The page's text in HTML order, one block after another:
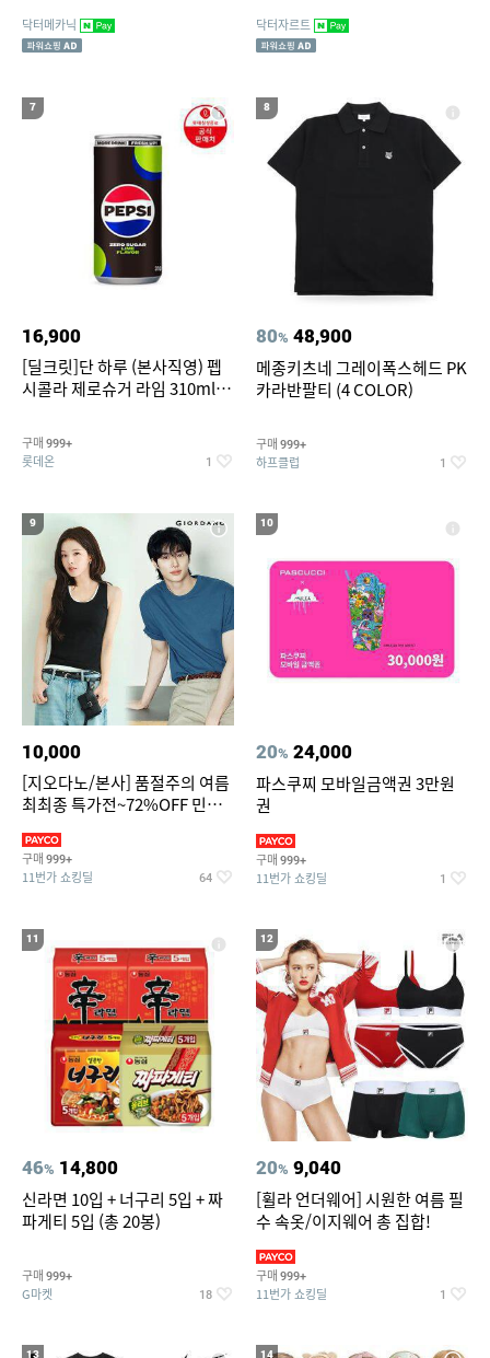
닥터메카닉 닥터자르트
7
16,900
[딜크릿]단 하루 (본사직영) 펩
시콜라 제로슈거 라임 310ml
구매 999+
롯데온 1
8
80% 48,900
메종키츠네 그레이폭스헤드 PK
카라반팔티 (4 COLOR)
구매 999+
하프클럽 1
9
10,000
[지오다노/본사] 품절주의 여름
최최종 특가전~72%OFF 민소
구매 999+
11번가 쇼킹딜 64
10
20% 24,000
파스쿠찌 모바일금액권 3만원
권
구매 999+
11번가 쇼킹딜 1
11
46% 14,800
신라면 10입 + 너구리 5입 + 짜
파게티 5입 (총 20봉)
구매 999+
G마켓 18
12
20% 9,040
[휠라 언더웨어] 시원한 여름 필
수 속옷/이지웨어 총 집합!
구매 999+
11번가 쇼킹딜 1
13 14